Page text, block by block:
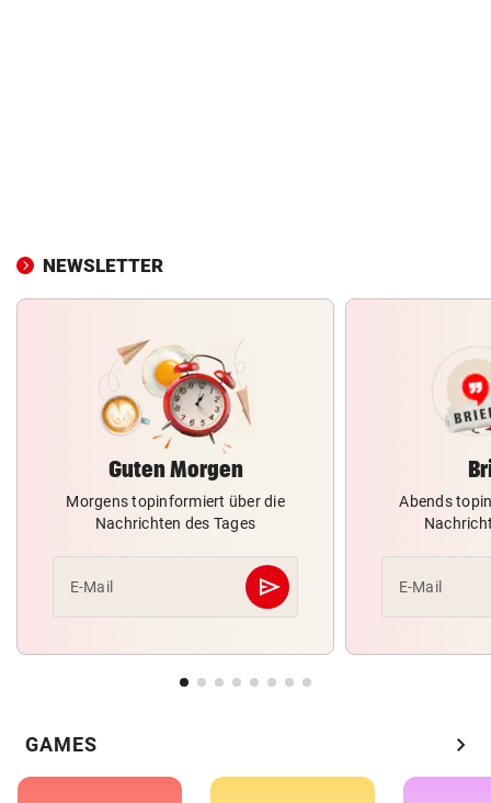
NEWSLETTER
Guten Morgen
Morgens topinformiert über die
Nachrichten des Tages
E-Mail send
Abschicken
Abends
E-Mail
GAMES chevron_right